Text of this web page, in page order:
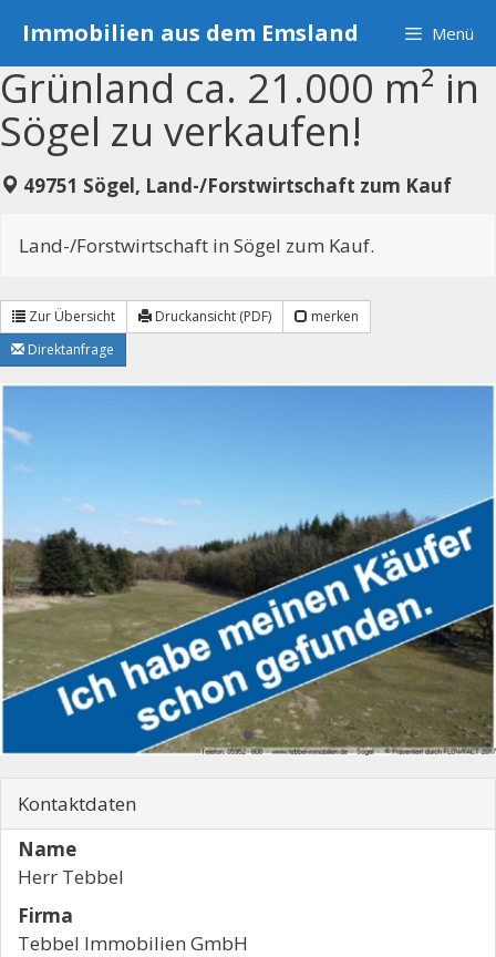
Inhalt
springen
Immobilien aus dem Emsland Menü
Grünland ca. 21.000 m² in
Sögel zu verkaufen!
49751 Sögel, Land-/Forstwirtschaft zum Kauf
Land-/Forstwirtschaft in Sögel zum Kauf.
Zur Übersicht Druckansicht (PDF)
merken
Direktanfrage
Kontaktdaten
Name
Herr Tebbel
Firma
Tebbel Immobilien GmbH